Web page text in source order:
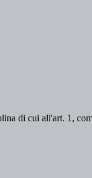
di cui all'art. 1,